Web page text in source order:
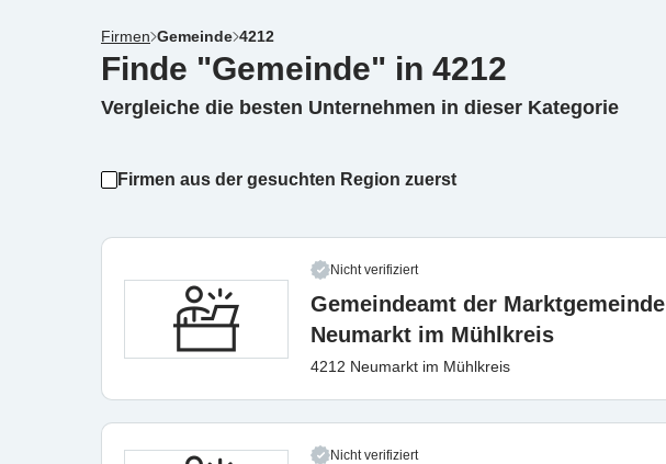
Firmen Gemeinde 4212
Finde "Gemeinde" in 4212
Vergleiche die besten Unternehmen in dieser Kategorie
Firmen aus der gesuchten Region zuerst
Nicht verifiziert
Gemeindeamt der Marktgemeinde
Neumarkt im Mühlkreis
4212 Neumarkt im Mühlkreis
Nicht verifiziert